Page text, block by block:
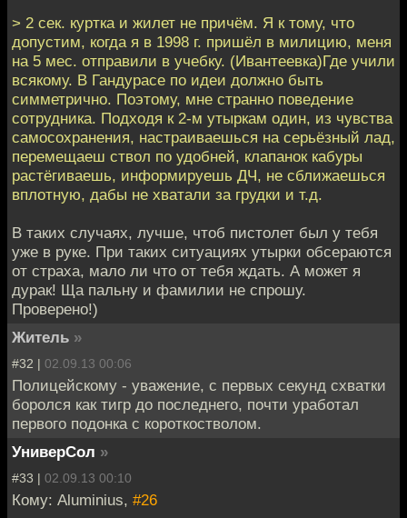
> 2 сек. куртка и жилет не причём. Я к тому, что
допустим, когда я в 1998 г. пришёл в милицию, меня
на 5 мес. отправили в учебку. (Ивантеевка)Где учили
всякому. В Гандурасе по идеи должно быть
симметрично. Поэтому, мне странно поведение
сотрудника. Подходя к 2-м утыркам один, из чувства
самосохранения, настраиваешься на серьёзный лад,
перемещаеш ствол по удобней, клапанок кабуры
растёгиваешь, информируешь ДЧ, не сближаешься
вплотную, дабы не хватали за грудки и т.д.
В таких случаях, лучше, чтоб пистолет был у тебя
уже в руке. При таких ситуациях утырки обсераются
от страха, мало ли что от тебя ждать. А может я
дурак! Ща пальну и фамилии не спрошу.
Проверено!)
Житель »
#32 | 02.09.13 00:06
Полицейскому - уважение, с первых секунд схватки
боролся как тигр до последнего, почти уработал
первого подонка с короткостволом.
УниверСол »
#33 | 02.09.13 00:10
Кому: Aluminius, #26